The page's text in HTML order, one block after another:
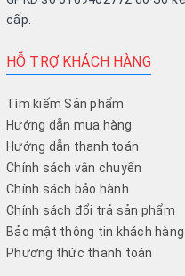
cấp.
HỖ TRỢ KHÁCH HÀNG
Tìm kiếm Sản phẩm
Hướng dẫn mua hàng
Hướng dẫn thanh toán
Chính sách vận chuyển
Chính sách bảo hành
Chính sách đổi trả sản phẩm
Bảo mật thông tin khách hàng
Phương thức thanh toán